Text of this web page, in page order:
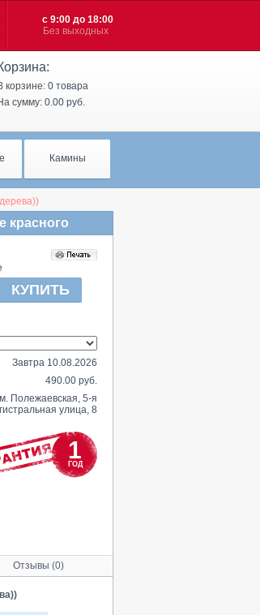
c 9:00 до 18:00
Без выходных
корзине: 0 товара
сумму: 0.00 руб.
Камины
красного
КУПИТЬ
Завтра 10.08.2026
490.00 руб.
м. Полежаевская, 5-я
улица, 8
1
ГОД
Отзывы (0)